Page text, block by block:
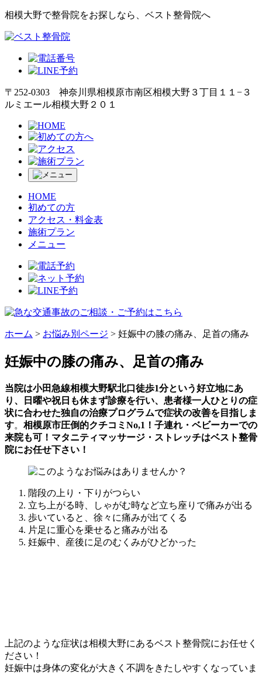
相模大野で整骨院をお探しなら、ベスト整骨院へ
〒252-0303 神奈川県相模原市南区相模大野３丁目１１−３
ルミエール相模大野２０１
HOME
初めての方
アクセス・料金表
施術プラン
メニュー
ホーム > お悩み別ページ > 妊娠中の膝の痛み、足首の痛み
妊娠中の膝の痛み、足首の痛み
当院は小田急線相模大野駅北口徒歩1分という好立地にあ
り、日曜や祝日も休まず診療を行い、患者様一人ひとりの症
状に合わせた独自の治療プログラムで症状の改善を目指しま
す。 相模原市圧倒的クチコミNo,1！子連れ・ベビーカーでの
来院も可！マタニティマッサージ・ストレッチはベスト整骨
院にお任せ下さい！
階段の上り・下りがつらい
立ち上がる時、しゃがむ時など立ち座りで痛みが出る
歩いていると、徐々に痛みが出てくる
片足に重心を乗せると痛みが出る
妊娠中、産後に足のむくみがひどかった
上記のような症状は相模大野にあるベスト整骨院にお任せく
ださい！
妊娠中は身体の変化が大きく不調をきたしやすくなっていま